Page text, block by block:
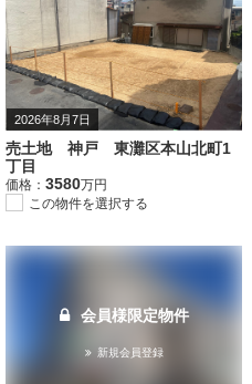
2026年8月7日
売土地 神戸 東灘区本山北町1
丁目
価格： 3580万円
この物件を選択する
会員様限定物件
新規会員登録